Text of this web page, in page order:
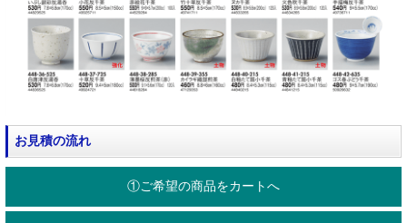
お見積の流れ
①ご希望の商品をカートへ